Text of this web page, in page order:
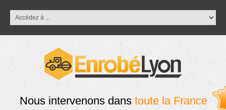
Nous intervenons dans toute la France